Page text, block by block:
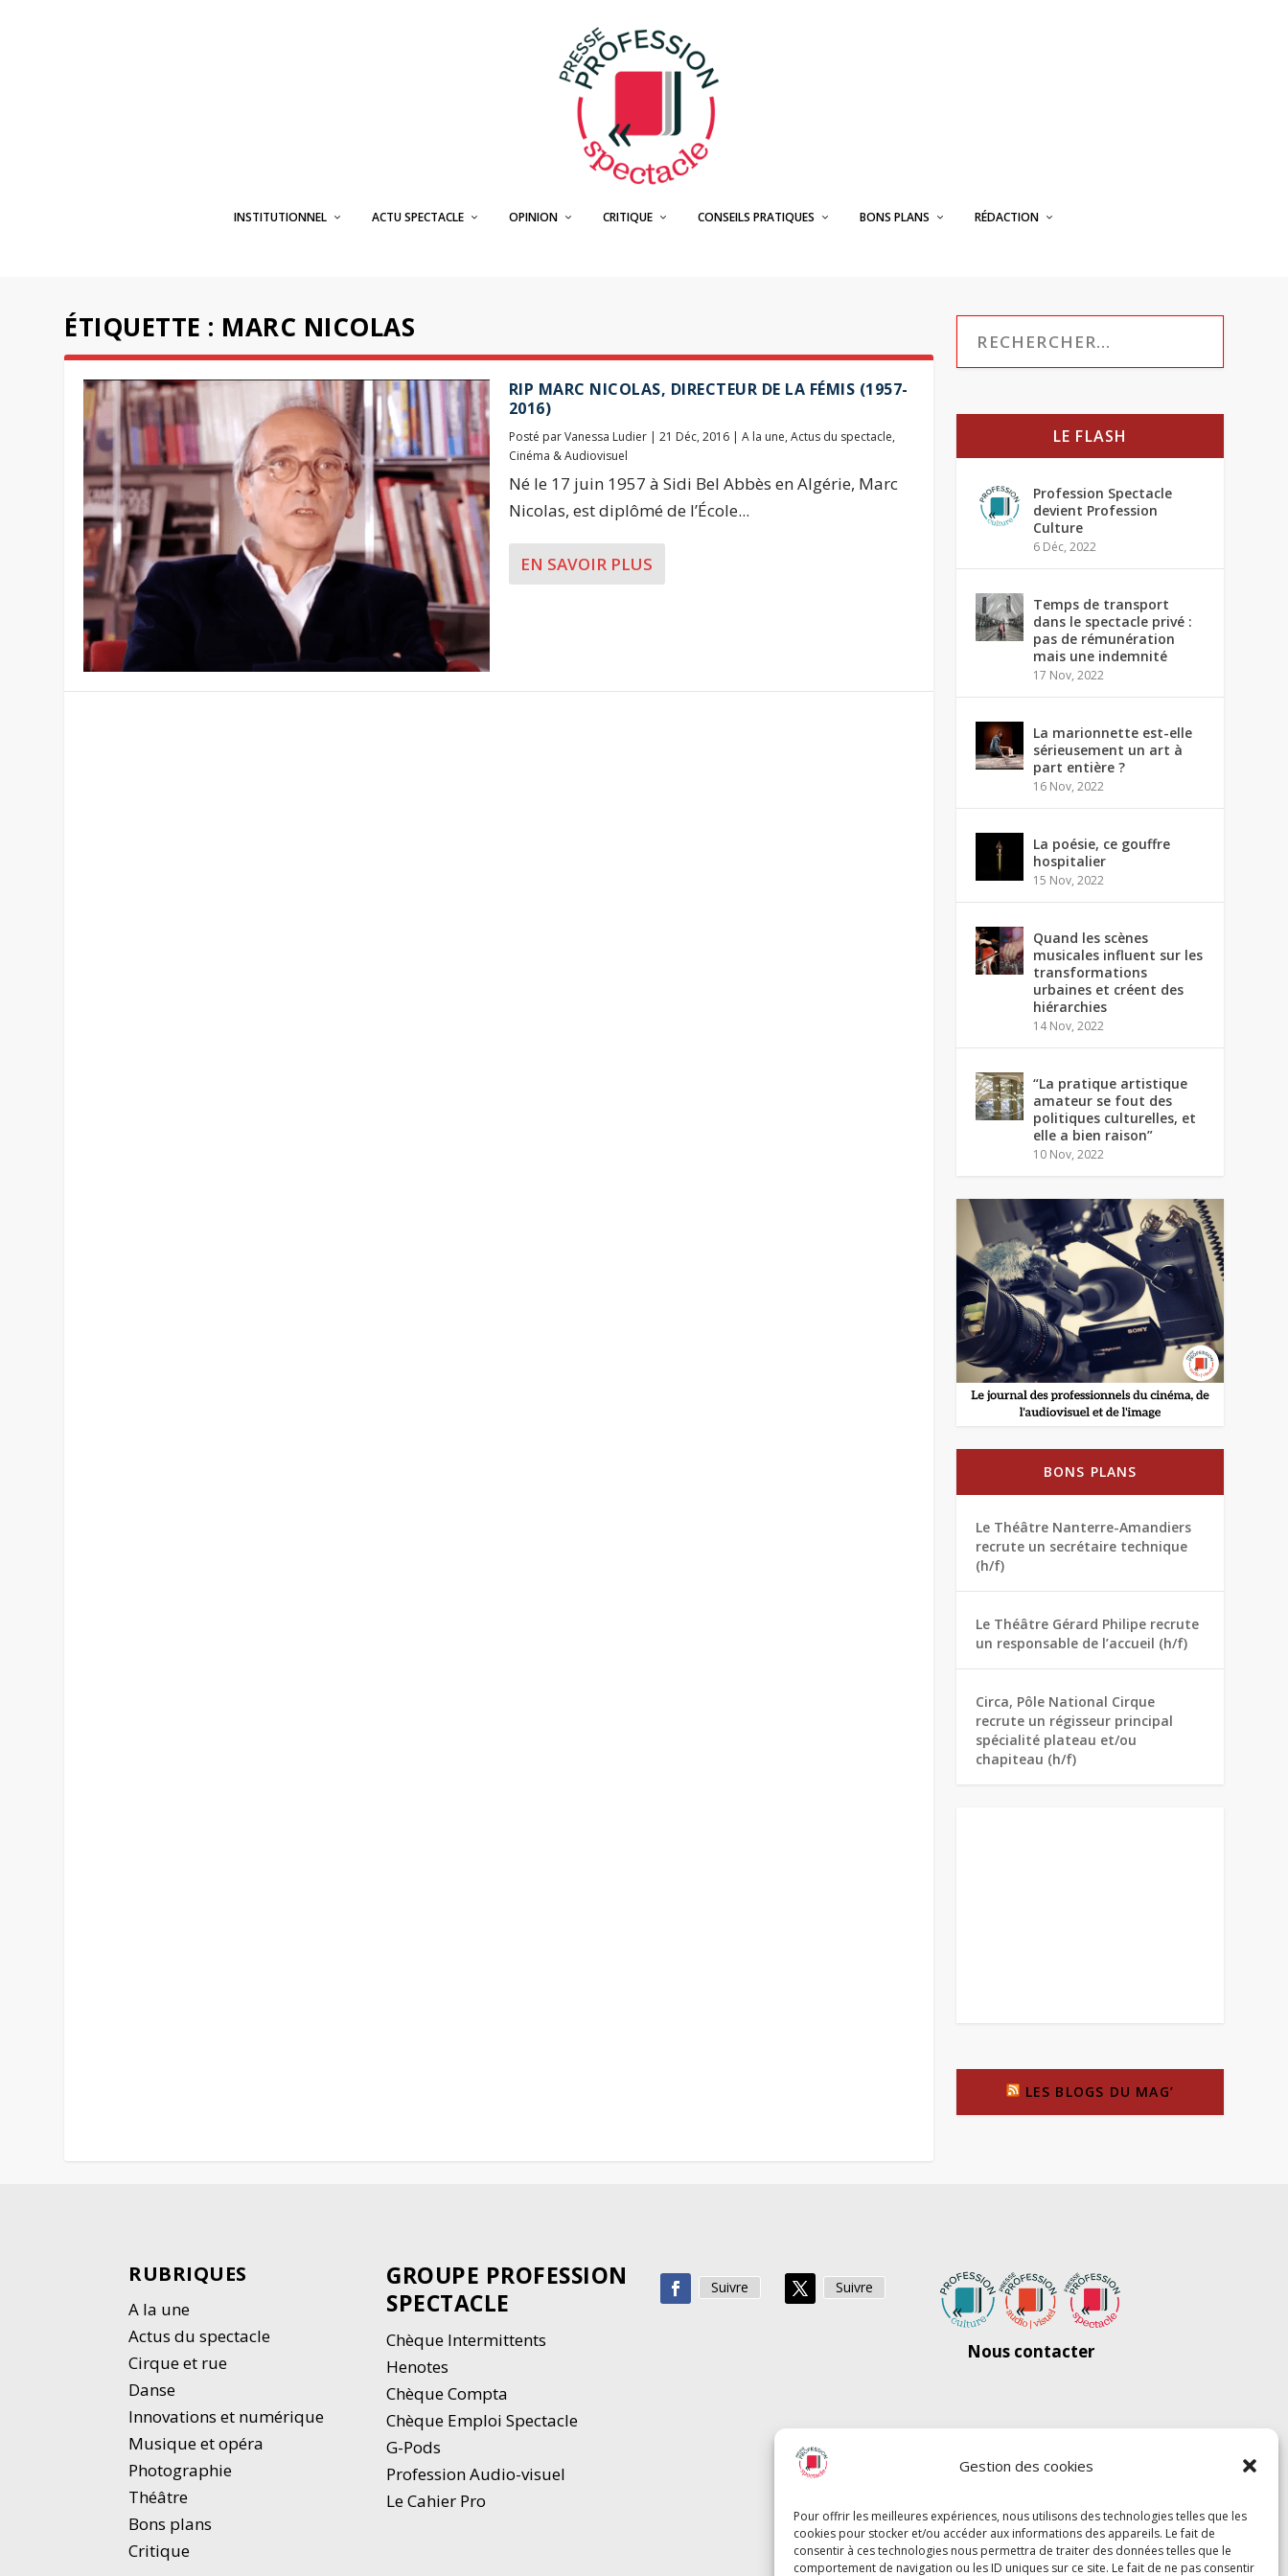
Gestion des cookies
Pour offrir les meilleures expériences, nous utilisons des technologies telles que les
cookies pour stocker et/ou accéder aux informations des appareils. Le fait de
consentir à ces technologies nous permettra de traiter des données telles que le
comportement de navigation ou les ID uniques sur ce site. Le fait de ne pas consentir
INSTITUTIONNEL ACTU SPECTACLE OPINION CRITIQUE CONSEILS PRATIQUES BONS PLANS RÉDACTION
ÉTIQUETTE : MARC NICOLAS
RIP MARC NICOLAS, DIRECTEUR DE LA FÉMIS (1957-
2016)
Posté parVanessa Ludier| 21 Déc, 2016| A la une, Actus du spectacle,
Cinéma & Audiovisuel
Né le 17 juin 1957 à Sidi Bel Abbès en Algérie, Marc
Nicolas, est diplômé de l’École...
EN SAVOIR PLUS
LE FLASH
Profession Spectacle
devient Profession
Culture
6 Déc, 2022
Temps de transport
dans le spectacle privé :
pas de rémunération
mais une indemnité
17 Nov, 2022
La marionnette est-elle
sérieusement un art à
part entière ?
16 Nov, 2022
La poésie, ce gouffre
hospitalier
15 Nov, 2022
Quand les scènes
musicales influent sur les
transformations
urbaines et créent des
hiérarchies
14 Nov, 2022
“La pratique artistique
amateur se fout des
politiques culturelles, et
elle a bien raison”
10 Nov, 2022
BONS PLANS
Le Théâtre Nanterre-Amandiers
recrute un secrétaire technique
(h/f)
Le Théâtre Gérard Philipe recrute
un responsable de l’accueil (h/f)
Circa, Pôle National Cirque
recrute un régisseur principal
spécialité plateau et/ou
chapiteau (h/f)
LES BLOGS DU MAG’
RUBRIQUES
A la une
Actus du spectacle
Cirque et rue
Danse
Innovations et numérique
Musique et opéra
Photographie
Théâtre
Bons plans
Critique
GROUPE PROFESSION
SPECTACLE
Chèque Intermittents
Henotes
Chèque Compta
Chèque Emploi Spectacle
G-Pods
Profession Audio-visuel
Le Cahier Pro
Suivre Suivre
Nous contacter